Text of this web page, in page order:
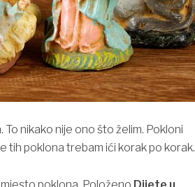
nikako nije ono što želim. Pokloni
tih poklona trebam ići korak po korak.
poklona. Položeno Dijete u